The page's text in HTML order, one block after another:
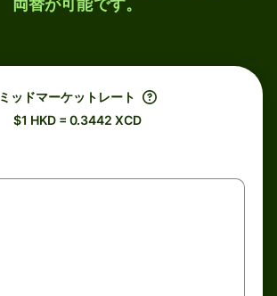
両替が可能です。
ミッドマーケットレート
$1 HKD = 0.3442 XCD